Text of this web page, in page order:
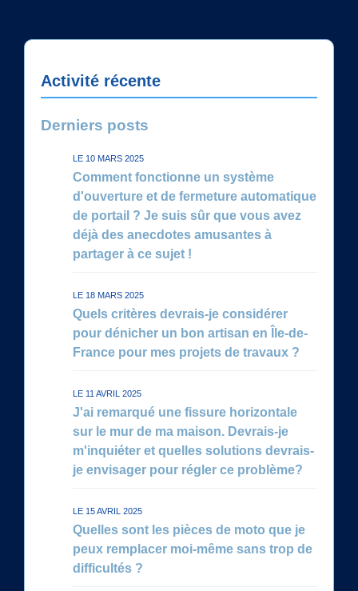
Activité récente
Derniers posts
LE 10 MARS 2025
Comment fonctionne un système
d'ouverture et de fermeture automatique
de portail ? Je suis sûr que vous avez
déjà des anecdotes amusantes à
partager à ce sujet !
LE 18 MARS 2025
Quels critères devrais-je considérer
pour dénicher un bon artisan en Île-de-
France pour mes projets de travaux ?
LE 11 AVRIL 2025
J'ai remarqué une fissure horizontale
sur le mur de ma maison. Devrais-je
m'inquiéter et quelles solutions devrais-
je envisager pour régler ce problème?
LE 15 AVRIL 2025
Quelles sont les pièces de moto que je
peux remplacer moi-même sans trop de
difficultés ?